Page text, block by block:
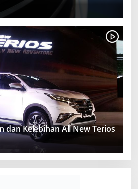
dan Kelebihan All New Terios